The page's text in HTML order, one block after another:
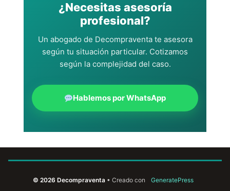
¿Necesitas asesoría
profesional?
Un abogado de Decompraventa te asesora
según tu situación particular. Cotizamos
según la complejidad del caso.
Hablemos por WhatsApp
© 2026 Decompraventa• Creado con GeneratePress